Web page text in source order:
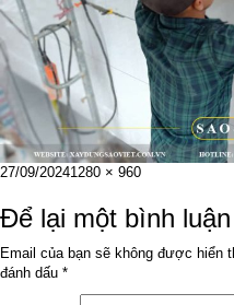
Đăng
ngày
27/09/2024Kích
đầy
đủ
1280 × 960
Để lại một bình luận
Email của bạn sẽ không được hiển
đánh dấu *